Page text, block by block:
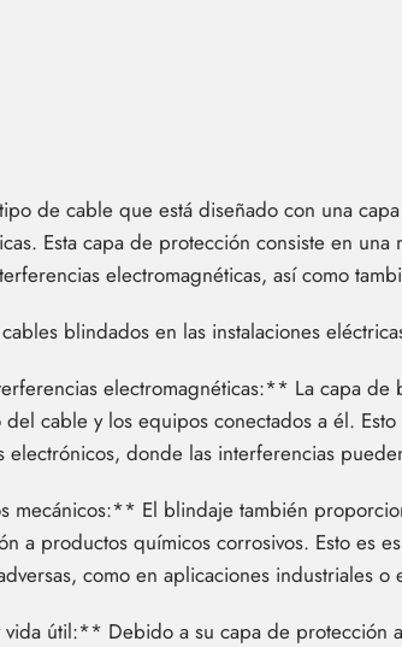
de cable que está diseñado con una
Esta capa de protección consiste en
electromagnéticas, así como
blindados en las instalaciones
electromagnéticas:** La capa de
cable y los equipos conectados a él.
donde las interferencias
El blindaje también
a productos químicos corrosivos. Esto es
como en aplicaciones industriales o
útil:** Debido a su capa de protección